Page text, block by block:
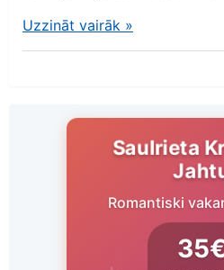
Uzzināt vairāk »
Saulrieta
Romantiski